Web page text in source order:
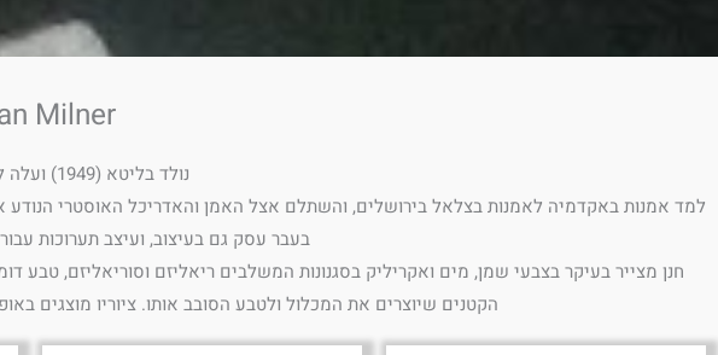
Milner
נולד בליטא (1949) ועלה לארץ בשנת 1964.
למד אמנות באקדמיה לאמנות בצלאל בירושלים, והשתלם אצל האמן והאדריכל האוסטרי הנודע
בעבר עסק גם בעיצוב, ועיצב תערוכות
חנן מצייר בעיקר בצבעי שמן, מים ואקריליק בסגנונות המשלבים ריאליזם וסוריאליזם, טבע
הקטנים שיוצרים את המכלול ולטבע הסובב אותו. ציוריו מוצגים